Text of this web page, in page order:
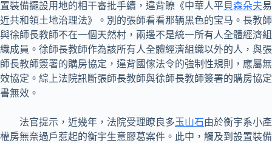
置裝備擺設用地的相干審批手續，違背瞭《中華人平貝森朵夫易
近共和領土地治理法》。別的張師看看那辆黑色的宝马。長教師
與徐師長教師不在一個天然村，兩邊不是統一所有人全體經濟組
織成員。徐師長教師作為該所有人全體經濟組織以外的人，與張
師長教師簽署的購房協定，違背國傢法令的強制性規則，應屬無
效協定。綜上法院訊斷張師長教師與徐師長教師簽署的購房協定
書無效。
法官提示，近幾年，法院受理瞭良多玉山石由於衡宇系小產
權房無奈過戶惹起的衡宇生意膠葛案件。此中，觸及到設置裝備